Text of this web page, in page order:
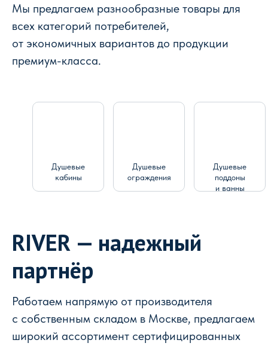
Мы предлагаем разнообразные товары для
всех категорий потребителей,
от экономичных вариантов до продукции
премиум-класса.
Душевые
кабины
Душевые
ограждения
Душевые
поддоны
и ванны
RIVER — надежный
партнёр
Работаем напрямую от производителя
с собственным складом в Москве, предлагаем
широкий ассортимент сертифицированных